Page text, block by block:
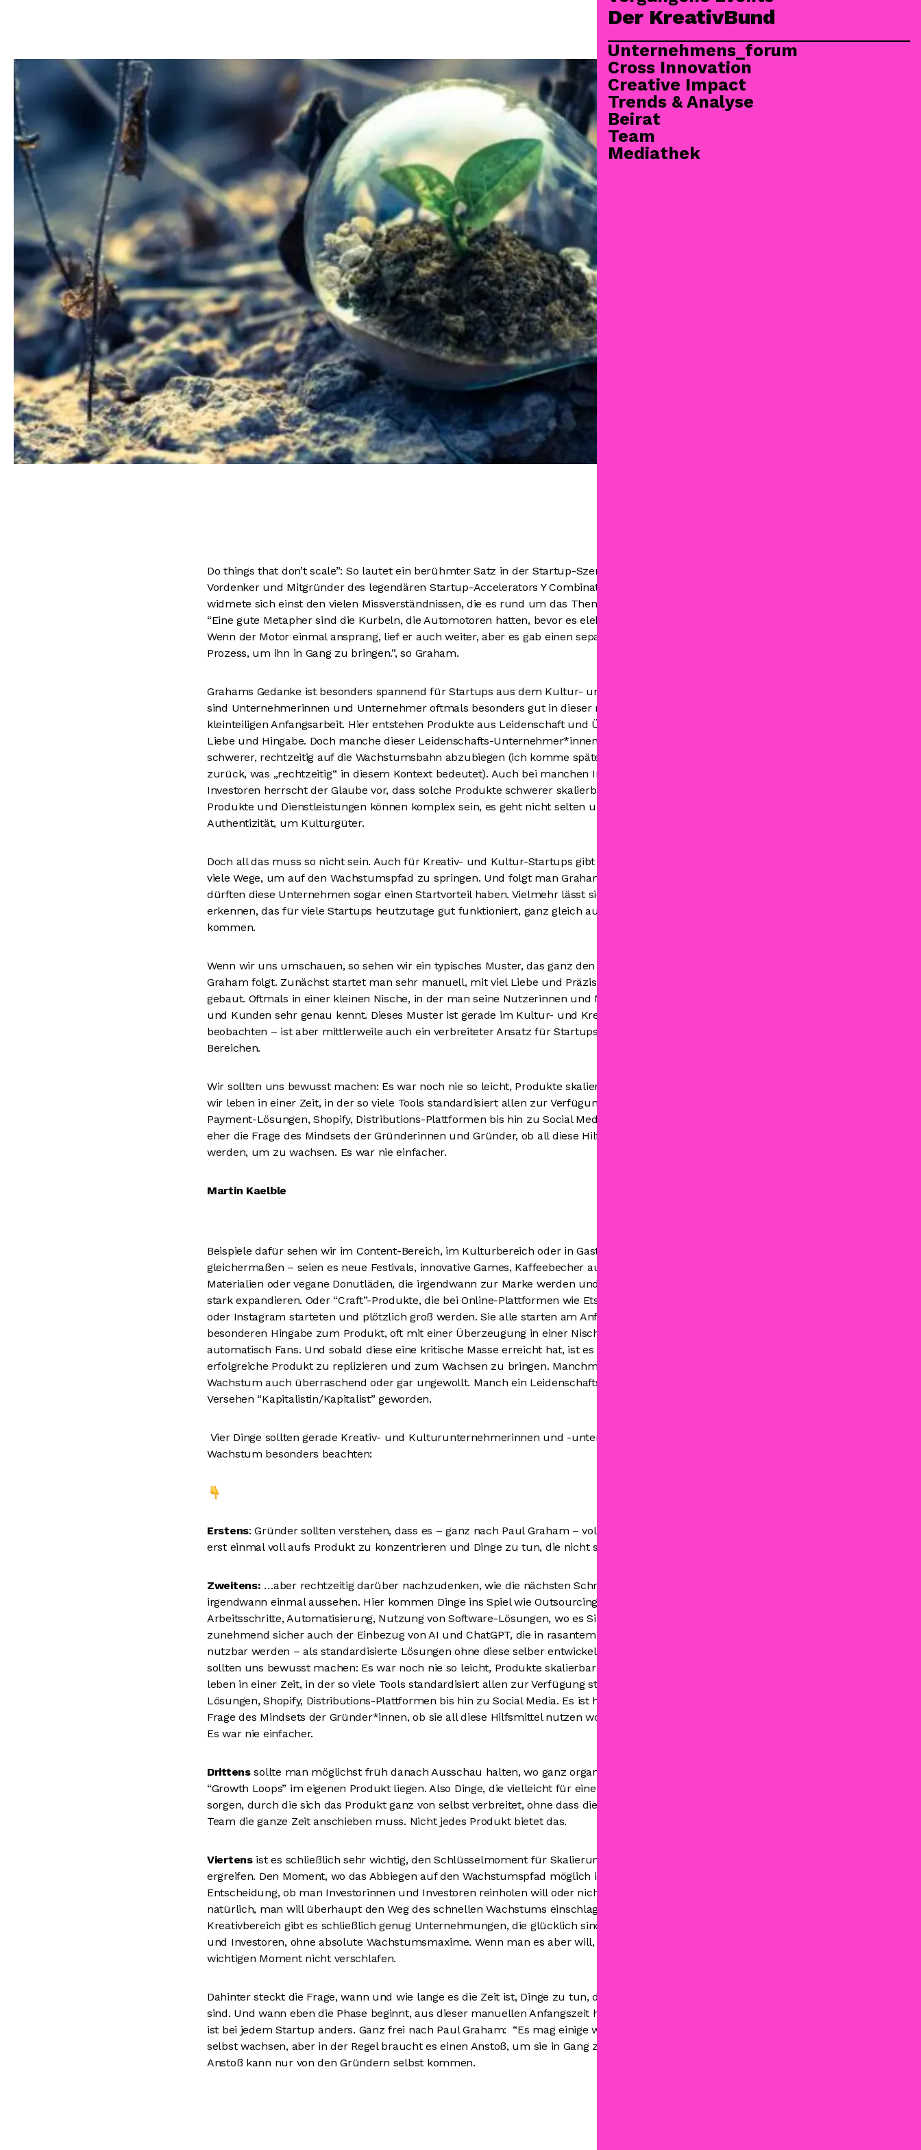
Der KreativBund
Unternehmens_forum
Cross Innovation
Creative Impact
Trends & Analyse
Beirat
Team
Mediathek
Do things that don’t scale”: So lautet ein berühmter Satz in der Startup-Szene. Paul Graham,
Vordenker und Mitgründer des legendären Startup-Accelerators Y Combinator im Silicon Valley,
widmete sich einst den vielen Missverständnissen, die es rund um das Thema Skalierung gibt.
“Eine gute Metapher sind die Kurbeln, die Automotoren hatten, bevor es elektrische Anlasser gab.
Wenn der Motor einmal ansprang, lief er auch weiter, aber es gab einen separaten und mühsamen
Prozess, um ihn in Gang zu bringen.”, so Graham.
Grahams Gedanke ist besonders spannend für Startups aus dem Kultur- und Kreativbereich. Hier
sind Unternehmerinnen und Unternehmer oftmals besonders gut in dieser mühevollen,
kleinteiligen Anfangsarbeit. Hier entstehen Produkte aus Leidenschaft und Überzeugung, mit viel
Liebe und Hingabe. Doch manche dieser Leidenschafts-Unternehmer*innen tun sich dann etwas
schwerer, rechtzeitig auf die Wachstumsbahn abzubiegen (ich komme später nochmal darauf
zurück, was „rechtzeitig“ in diesem Kontext bedeutet). Auch bei manchen Investorinnen und
Investoren herrscht der Glaube vor, dass solche Produkte schwerer skalierbar sind. Diese
Produkte und Dienstleistungen können komplex sein, es geht nicht selten um Qualität, um
Authentizität, um Kulturgüter.
Doch all das muss so nicht sein. Auch für Kreativ- und Kultur-Startups gibt es gerade heutzutage
viele Wege, um auf den Wachstumspfad zu springen. Und folgt man Grahams Gedanken, so
dürften diese Unternehmen sogar einen Startvorteil haben. Vielmehr lässt sich ein Rezept
erkennen, das für viele Startups heutzutage gut funktioniert, ganz gleich aus welchem Bereich sie
kommen.
Wenn wir uns umschauen, so sehen wir ein typisches Muster, das ganz den Gedanken von Paul
Graham folgt. Zunächst startet man sehr manuell, mit viel Liebe und Präzision wird das Produkt
gebaut. Oftmals in einer kleinen Nische, in der man seine Nutzerinnen und Nutzer und Kundinnen
und Kunden sehr genau kennt. Dieses Muster ist gerade im Kultur- und Kreativbereich oft zu
beobachten – ist aber mittlerweile auch ein verbreiteter Ansatz für Startups aus ganz anderen
Bereichen.
Wir sollten uns bewusst machen: Es war noch nie so leicht, Produkte skalierbar zu machen. Denn
wir leben in einer Zeit, in der so viele Tools standardisiert allen zur Verfügung stehen: von
Payment-Lösungen, Shopify, Distributions-Plattformen bis hin zu Social Media. Es ist heutzutage
eher die Frage des Mindsets der Gründerinnen und Gründer, ob all diese Hilfsmittel genutzt
werden, um zu wachsen. Es war nie einfacher.
Martin Kaelble
Beispiele dafür sehen wir im Content-Bereich, im Kulturbereich oder in Gastro-Unternehmungen
gleichermaßen – seien es neue Festivals, innovative Games, Kaffeebecher aus nachhaltigen
Materialien oder vegane Donutläden, die irgendwann zur Marke werden und mit Investorengeld
stark expandieren. Oder “Craft”-Produkte, die bei Online-Plattformen wie Etsy, auf dem Flohmarkt
oder Instagram starteten und plötzlich groß werden. Sie alle starten am Anfang immer mit dieser
besonderen Hingabe zum Produkt, oft mit einer Überzeugung in einer Nische. Diese generiert
automatisch Fans. Und sobald diese eine kritische Masse erreicht hat, ist es dann möglich, das
erfolgreiche Produkt zu replizieren und zum Wachsen zu bringen. Manchmal kommt das
Wachstum auch überraschend oder gar ungewollt. Manch ein Leidenschafts-Tüftler ist quasi aus
Versehen “Kapitalistin/Kapitalist” geworden.
Vier Dinge sollten gerade Kreativ- und Kulturunternehmerinnen und -unternehmer beim Thema
Wachstum besonders beachten:
Erstens: Gründer sollten verstehen, dass es – ganz nach Paul Graham – vollkommen ok ist, sich
erst einmal voll aufs Produkt zu konzentrieren und Dinge zu tun, die nicht skalieren.
Zweitens: …aber rechtzeitig darüber nachzudenken, wie die nächsten Schritte hin zu Wachstum
irgendwann einmal aussehen. Hier kommen Dinge ins Spiel wie Outsourcing einzelner
Arbeitsschritte, Automatisierung, Nutzung von Software-Lösungen, wo es Sinn macht. In Zukunft
zunehmend sicher auch der Einbezug von AI und ChatGPT, die in rasantem Tempo für alle
nutzbar werden – als standardisierte Lösungen ohne diese selber entwickeln zu müssen. Wir
sollten uns bewusst machen: Es war noch nie so leicht, Produkte skalierbar zu machen. Denn wir
leben in einer Zeit, in der so viele Tools standardisiert allen zur Verfügung stehen, von Payment-
Lösungen, Shopify, Distributions-Plattformen bis hin zu Social Media. Es ist heutzutage eher die
Frage des Mindsets der Gründer*innen, ob sie all diese Hilfsmittel nutzen wollen, um zu wachsen.
Es war nie einfacher.
Drittenssollte man möglichst früh danach Ausschau halten, wo ganz organische, sogenannte
“Growth Loops” im eigenen Produkt liegen. Also Dinge, die vielleicht für eine virale Eigendynamik
sorgen, durch die sich das Produkt ganz von selbst verbreitet, ohne dass die Gründer oder das
Team die ganze Zeit anschieben muss. Nicht jedes Produkt bietet das.
Viertensist es schließlich sehr wichtig, den Schlüsselmoment für Skalierung zu erkennen und zu
ergreifen. Den Moment, wo das Abbiegen auf den Wachstumspfad möglich ist. Oft gepaart mit der
Entscheidung, ob man Investorinnen und Investoren reinholen will oder nicht. Vorausgesetzt
natürlich, man will überhaupt den Weg des schnellen Wachstums einschlagen. Im Kultur- und
Kreativbereich gibt es schließlich genug Unternehmungen, die glücklich sind ohne Investorinnen
und Investoren, ohne absolute Wachstumsmaxime. Wenn man es aber will, sollte man diesen
wichtigen Moment nicht verschlafen.
Dahinter steckt die Frage, wann und wie lange es die Zeit ist, Dinge zu tun, die nicht skalierbar
sind. Und wann eben die Phase beginnt, aus dieser manuellen Anfangszeit hinauszuwachsen. Das
ist bei jedem Startup anders. Ganz frei nach Paul Graham: “Es mag einige wenige geben, die von
selbst wachsen, aber in der Regel braucht es einen Anstoß, um sie in Gang zu bringen.” Und dieser
Anstoß kann nur von den Gründern selbst kommen.